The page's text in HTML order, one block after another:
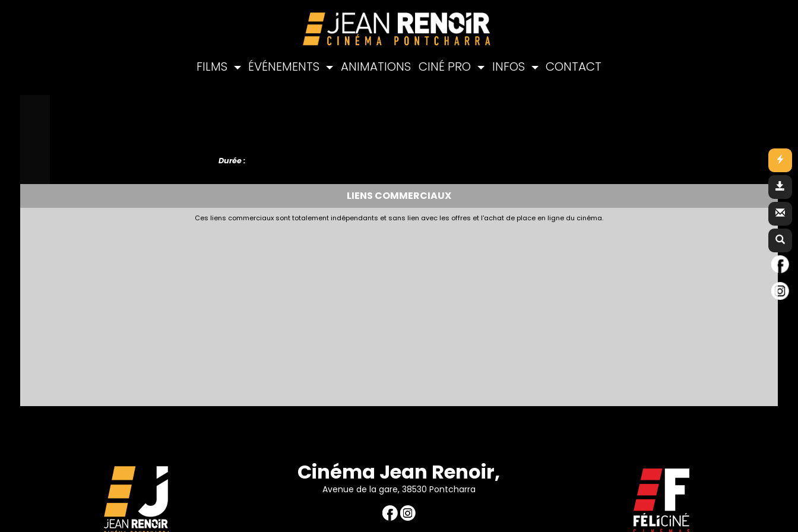
FILMS ÉVÉNEMENTS ANIMATIONS CINÉ PRO INFOS CONTACT
Durée :
LIENS COMMERCIAUX
Ces liens commerciaux sont totalement indépendants et sans lien avec les offres et l'achat de place en ligne du cinéma.
Cinéma Jean Renoir,
Avenue de la gare, 38530 Pontcharra